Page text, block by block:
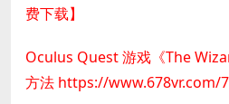
费下载】
Oculus Quest 游戏《The
方法 https://www.678vr.com/